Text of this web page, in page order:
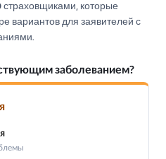
которые
вариантов для заявителей с
заболеванием?